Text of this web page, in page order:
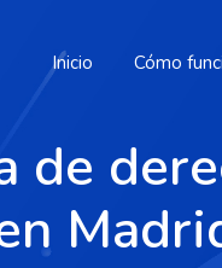
Inicio Cómo
de